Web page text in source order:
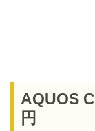
AQUOS
円